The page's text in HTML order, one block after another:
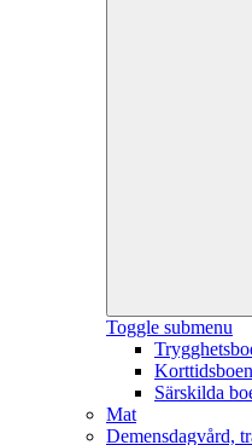
Toggle submenu
Särskilda
Mat
Demensdagvård,